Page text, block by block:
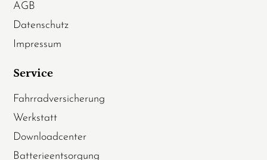
AGB
Datenschutz
Impressum
Service
Fahrradversicherung
Werkstatt
Downloadcenter
Batterieentsorgung